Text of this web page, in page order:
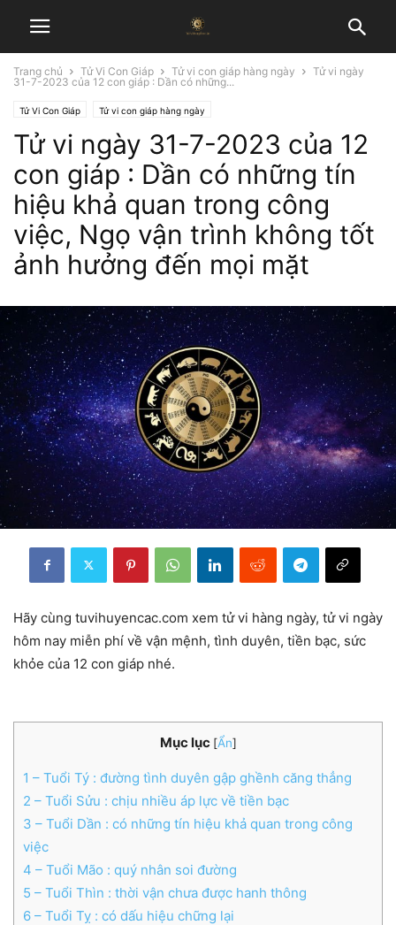
Trang chủ Tử Vi Con Giáp Tử vi con giáp hàng ngày
Tử vi ngày
31-7-2023 của 12 con giáp : Dần có những...
Tử Vi Con Giáp Tử vi con giáp hàng ngày
Tử vi ngày 31-7-2023 của 12
con giáp : Dần có những tín
hiệu khả quan trong công
việc, Ngọ vận trình không tốt
ảnh hưởng đến mọi mặt
Hãy cùng tuvihuyencac.com xem tử vi hàng ngày, tử vi ngày
hôm nay miễn phí về vận mệnh, tình duyên, tiền bạc, sức
khỏe của 12 con giáp nhé.
Mục lục [Ẩn]
1 – Tuổi Tý : đường tình duyên gập ghềnh căng thẳng
2 – Tuổi Sửu : chịu nhiều áp lực về tiền bạc
3 – Tuổi Dần : có những tín hiệu khả quan trong công
việc
4 – Tuổi Mão : quý nhân soi đường
5 – Tuổi Thìn : thời vận chưa được hanh thông
6 – Tuổi Tỵ : có dấu hiệu chững lại